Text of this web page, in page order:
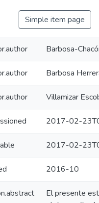
Simple item page
Barbosa-
Barbosa
Villamizar
2017-02-
2017-02-
2016-10
El presente